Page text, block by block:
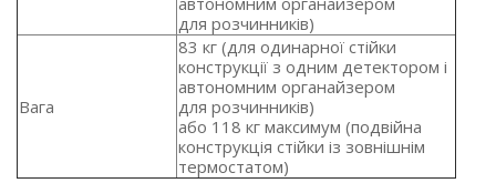
для розчинників)
Вага
83 кг (для одинарної стійки
конструкції з одним детектором і
автономним органайзером
для розчинників)
або 118 кг максимум (подвійна
конструкція стійки із зовнішнім
термостатом)